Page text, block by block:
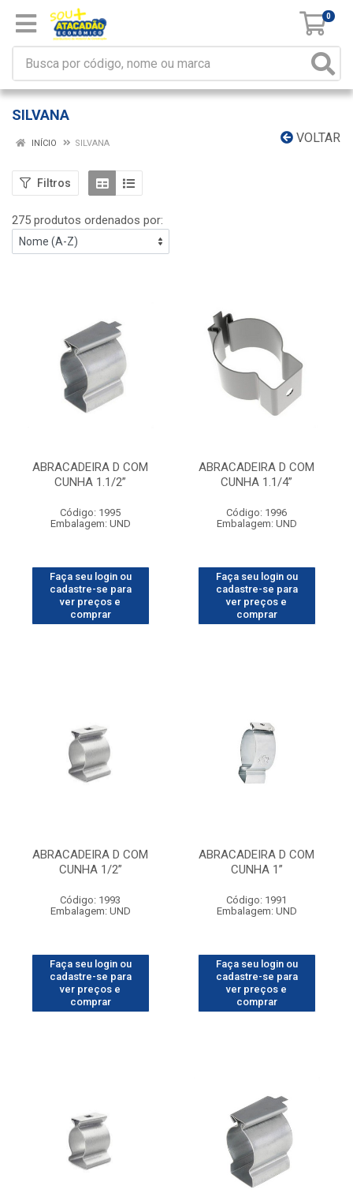
0
SILVANA
VOLTAR
INÍCIO SILVANA
Filtros
275 produtos ordenados por:
ABRACADEIRA D COM
CUNHA 1.1/2”
Código: 1995
Embalagem: UND
Faça seu login ou
cadastre-se para
ver preços e
comprar
ABRACADEIRA D COM
CUNHA 1.1/4”
Código: 1996
Embalagem: UND
Faça seu login ou
cadastre-se para
ver preços e
comprar
ABRACADEIRA D COM
CUNHA 1/2”
Código: 1993
Embalagem: UND
Faça seu login ou
cadastre-se para
ver preços e
comprar
ABRACADEIRA D COM
CUNHA 1”
Código: 1991
Embalagem: UND
Faça seu login ou
cadastre-se para
ver preços e
comprar